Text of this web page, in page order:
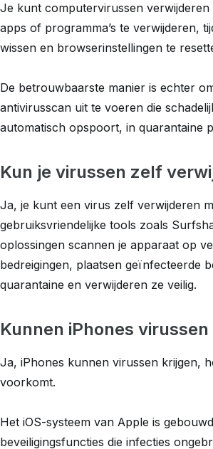
Je kunt computervirussen verwijderen
apps of programma’s te verwijderen,
wissen en browserinstellingen te
De betrouwbaarste manier is echter
antivirusscan uit te voeren die
automatisch opspoort, in quarantaine
Kun je virussen zelf
Ja, je kunt een virus zelf verwijderen
gebruiksvriendelijke tools zoals
oplossingen scannen je apparaat op
bedreigingen, plaatsen geïnfecteerde
quarantaine en verwijderen ze veilig.
Kunnen iPhones
Ja, iPhones kunnen virussen krijgen,
voorkomt.
Het iOS-systeem van Apple is
beveiligingsfuncties die infecties